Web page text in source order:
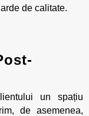
de calitate.
un spațiu
de asemenea,